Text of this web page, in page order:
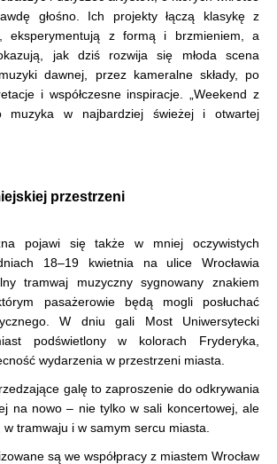
głośno. Ich projekty łączą klasykę z
eksperymentują z formą i brzmieniem, a
jak dziś rozwija się młoda scena
dawnej, przez kameralne składy, po
i współczesne inspiracje. „Weekend z
muzyka w najbardziej świeżej i otwartej
przestrzeni
pojawi się także w mniej oczywistych
18–19 kwietnia na ulice Wrocławia
tramwaj muzyczny sygnowany znakiem
pasażerowie będą mogli posłuchać
W dniu gali Most Uniwersytecki
podświetlony w kolorach Fryderyka,
wydarzenia w przestrzeni miasta.
galę to zaproszenie do odkrywania
na nowo – nie tylko w sali koncertowej, ale
tramwaju i w samym sercu miasta.
są we współpracy z miastem Wrocław